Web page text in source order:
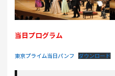
当日プログラム
東京プライム当日パンフ ダウンロード